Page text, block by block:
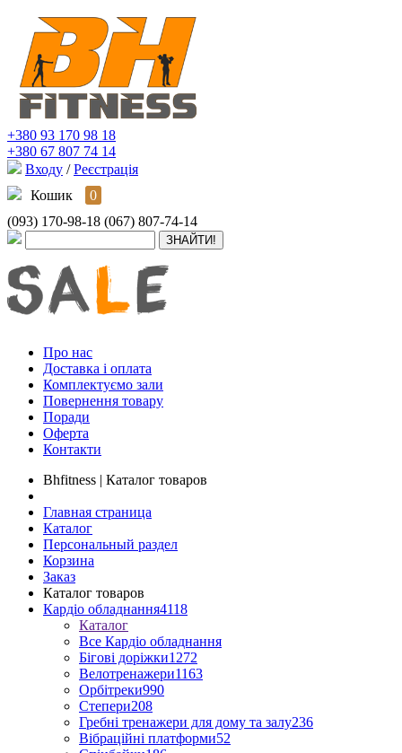
+380 93 170 98 18
+380 67 807 74 14
Входу / Реєстрація
Кошик
0
(093) 170-98-18 (067) 807-74-14
Про нас
Доставка і оплата
Комплектуємо зали
Повернення товару
Поради
Оферта
Контакти
Bhfitness | Каталог товаров
Главная страница
Каталог
Персональный раздел
Корзина
Заказ
Каталог товаров
Кардіо обладнання4118
Каталог
Все Кардіо обладнання
Бігові доріжки1272
Велотренажери1163
Орбітреки990
Степери208
Гребні тренажери для дому та залу236
Вібраційні платформи52